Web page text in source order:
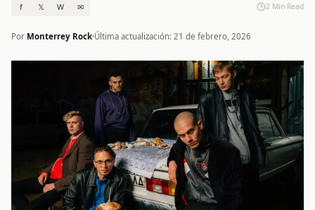
f 𝕏 W ✉ 2 Min Read
Por Monterrey Rock Última actualización: 21 de febrero, 2026